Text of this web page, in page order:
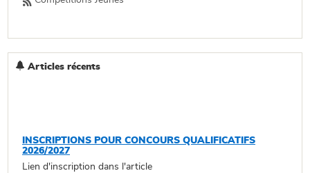
Articles récents
INSCRIPTIONS POUR CONCOURS QUALIFICATIFS
2026/2027
Lien d'inscription dans l'article